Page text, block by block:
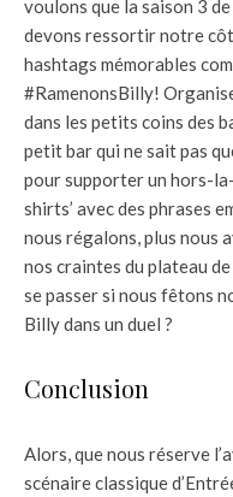
voulons que la saison 3
devons ressortir notre
hashtags mémorables
#RamenonsBilly!
dans les petits coins des
petit bar qui ne sait pas
pour supporter un hors-
shirts’ avec des phrases
nous régalons, plus nous
nos craintes du plateau
se passer si nous fêtons
Billy dans un duel ?
Conclusion
Alors, que nous réserve
scénaire classique